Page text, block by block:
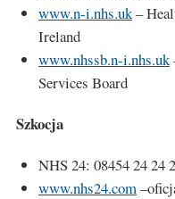
www.n-i.nhs.uk–
Ireland
www.nhssb.n-i.nhs.uk
Services Board
Szkocja
NHS 24: 08454 24 24
www.nhs24.com